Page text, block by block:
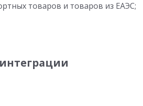
товаров и товаров из ЕАЭС;